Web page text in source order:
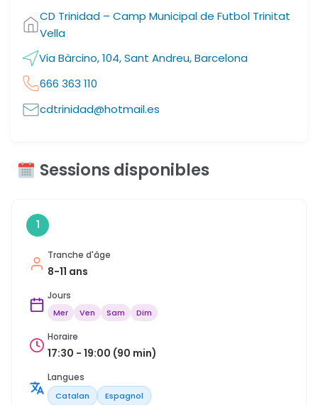
CD Trinidad – Camp Municipal de Futbol Trinitat
Vella
Via Bàrcino, 104, Sant Andreu, Barcelona
666 363 110
cdtrinidad@hotmail.es
Sessions disponibles
1
Tranche d'âge
8-11 ans
Jours
Mer Ven Sam Dim
Horaire
17:30 - 19:00 (90 min)
Langues
Catalan Espagnol